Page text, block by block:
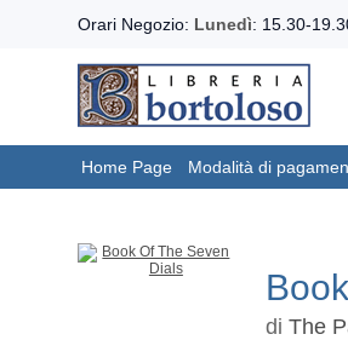
Orari Negozio: Lunedì: 15.30-
Home Page Modalità di
diThe